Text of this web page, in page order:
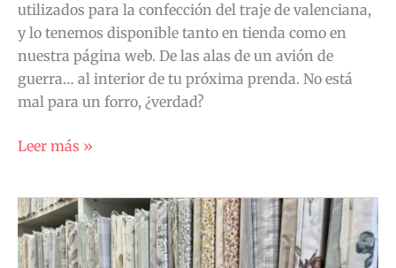
utilizados para la confección del traje de valenciana,
y lo tenemos disponible tanto en tienda como en
nuestra página web. De las alas de un avión de
guerra… al interior de tu próxima prenda. No está
mal para un forro, ¿verdad?
Leer más »
historia
de
las